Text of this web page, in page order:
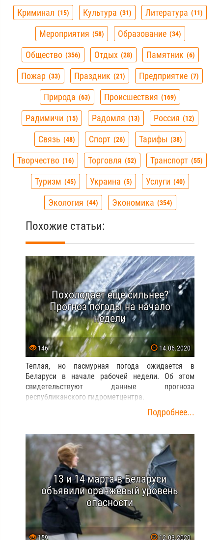
Криминал 15 Культура 31 Литература 11
Мероприятия 58 Образование 34
Общество 356 Отдых 28 Памятник 6
Пожар 33 Праздник 21 Предприятие 7
Природа 63 Происшествия 169
Радимичи 15 Радомля 13 Россия 12
Связь 48 Спорт 26 Тарифы 38
Творчество 16 Торговля 52 Транспорт 55
Туризм 45 Украина 5 Услуги 40
Экология 44 Экономика 354
Похожие статьи:
Похолодает еще сильнее?
Прогноз погоды на начало
недели
146 14.06.2020
Теплая, но пасмурная погода ожидается в
Беларуси в начале рабочей недели. Об этом
свидетельствуют данные прогноза
республиканского гидрометцентра.
Подробнее...
13 и 14 марта в Беларуси
объявили оранжевый уровень
опасности
159 12.03.2020